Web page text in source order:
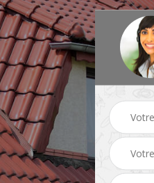
Peinture dessous de
toit 56